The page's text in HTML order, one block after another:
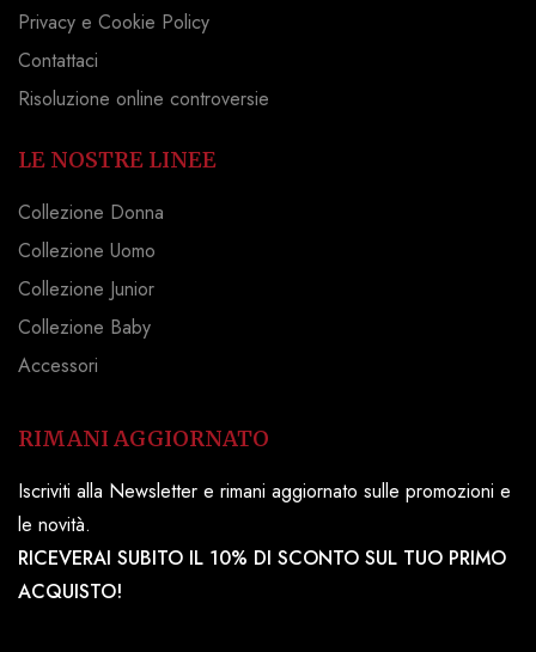
Privacy e Cookie Policy
Contattaci
Risoluzione online controversie
LE NOSTRE LINEE
Collezione Donna
Collezione Uomo
Collezione Junior
Collezione Baby
Accessori
RIMANI AGGIORNATO
Iscriviti alla Newsletter e rimani aggiornato sulle promozioni e
le novità.
RICEVERAI SUBITO IL 10% DI SCONTO SUL TUO PRIMO
ACQUISTO!